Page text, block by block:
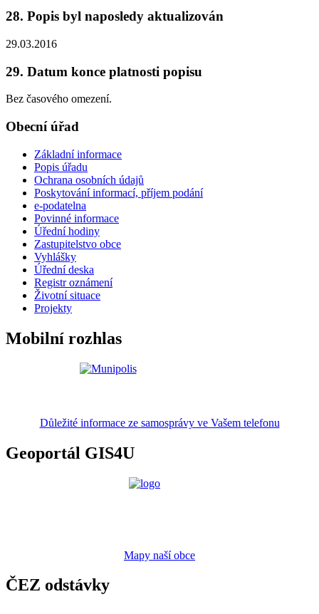
28. Popis byl naposledy aktualizován
29.03.2016
29. Datum konce platnosti popisu
Bez časového omezení.
Obecní úřad
Základní informace
Popis úřadu
Ochrana osobních údajů
Poskytování informací, příjem podání
e-podatelna
Povinné informace
Úřední hodiny
Zastupitelstvo obce
Vyhlášky
Úřední deska
Registr oznámení
Životní situace
Projekty
Mobilní rozhlas
Důležité informace ze samosprávy ve Vašem telefonu
Geoportál GIS4U
Mapy naší obce
ČEZ odstávky